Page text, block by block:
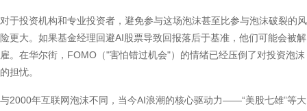
对于投资机构和专业投资者，避免参与这场泡沫甚至比参与泡沫破裂的风
险更大。如果基金经理回避AI股票导致回报落后于基准，他们可能会被解
雇。在华尔街，FOMO（"害怕错过机会"）的情绪已经压倒了对投资泡沫
的担忧。
与2000年互联网泡沫不同，当今AI浪潮的核心驱动力——“美股七雄”等大